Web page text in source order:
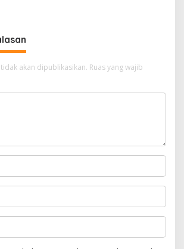
akan dipublikasikan. Ruas yang wajib